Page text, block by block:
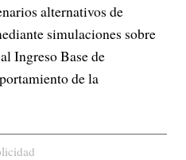
alternativos de
simulaciones sobre
Ingreso Base de
de la